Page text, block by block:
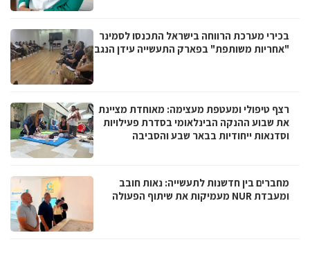
בכירי מערכת הרווחה בישראל התכנסו לסמינר
"אחריות משותפת" בפארק התעשייה עידן הנגב
רצף טיפולי ומעטפת מעצימה: מאוחדת מציינת
את שבוע ההנקה הבינלאומי בסדרת פעילויות
וסדנאות ייחודיות בבאר שבע והסביבה
מחברים בין חדשנות לתעשייה: נאות חובב
ומעבדת NUR מעמיקות את שיתוף הפעולה